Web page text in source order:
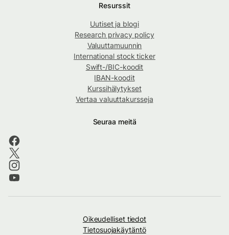
Resurssit
Uutiset ja blogi
Research privacy policy
Valuuttamuunnin
International stock ticker
Swift-/BIC-koodit
IBAN-koodit
Kurssihälytykset
Vertaa valuuttakursseja
Seuraa meitä
Oikeudelliset tiedot
Tietosuojakäytäntö